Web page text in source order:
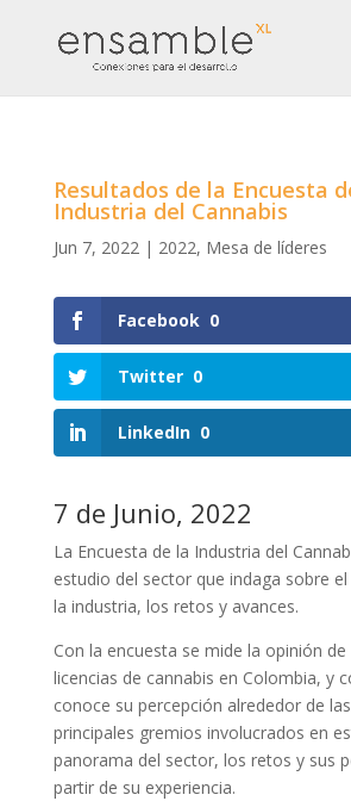
Resultados de la Encuesta
Industria del Cannabis
Jun 7, 2022| 2022, Mesa de líderes
Facebook 0
Twitter 0
LinkedIn 0
7 de Junio, 2022
La Encuesta de la Industria del
estudio del sector que indaga sobre
la industria, los retos y avances.
Con la encuesta se mide la opinión
licencias de cannabis en Colombia, y
conoce su percepción alrededor de
principales gremios involucrados en
panorama del sector, los retos y sus
partir de su experiencia.